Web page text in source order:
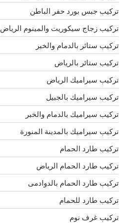
تركيب جبس بورد حفر الباطن
تركيب زجاج سيكوريت والمينوم الرياض
تركيب ستائر بالدمام والخبر
تركيب ستائر بالرياض
تركيب سيراميك الرياض
تركيب سيراميك بالجبيل
تركيب سيراميك بالدمام والخبر
تركيب سيراميك بالمدينة المنورة
تركيب طارد الحمام
تركيب طارد الحمام الرياض
تركيب طارد الحمام بالدوادمى
تركيب طارد للحمام
تركيب غرف نوم